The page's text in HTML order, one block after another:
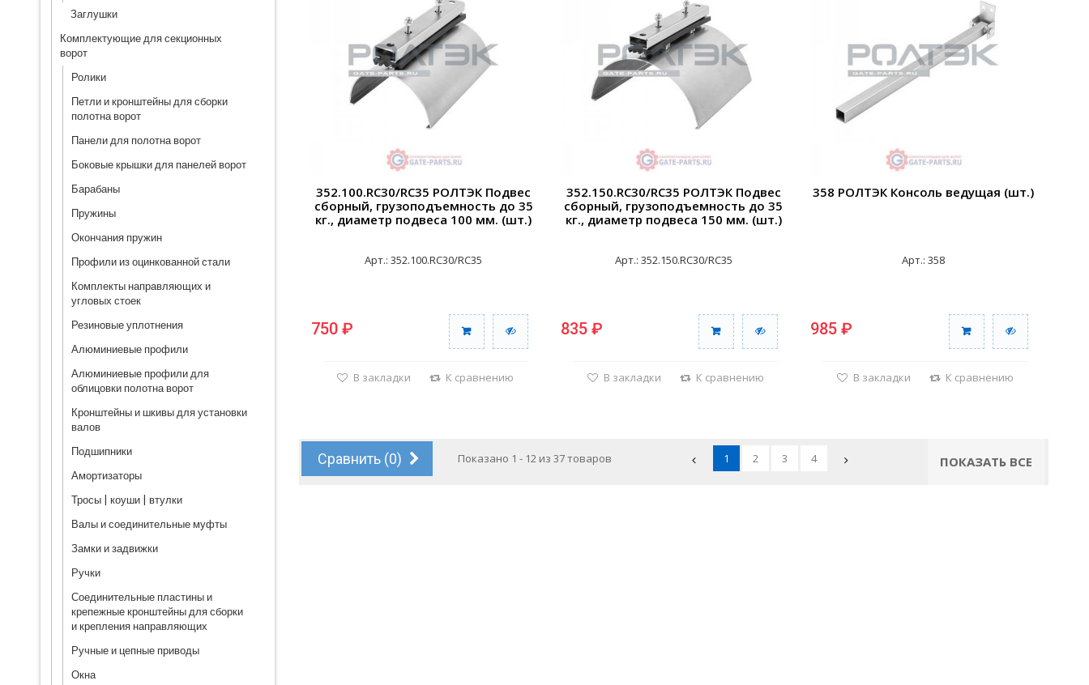
Заглушки
Комплектующие для секционных
ворот
Ролики
Петли и кронштейны для сборки
полотна ворот
Панели для полотна ворот
Боковые крышки для панелей ворот
Барабаны
Пружины
Окончания пружин
Профили из оцинкованной стали
Комплекты направляющих и
угловых стоек
Резиновые уплотнения
Алюминиевые профили
Алюминиевые профили для
облицовки полотна ворот
Кронштейны и шкивы для установки
валов
Подшипники
Амортизаторы
Тросы | коуши | втулки
Валы и соединительные муфты
Замки и задвижки
Ручки
Соединительные пластины и
крепежные кронштейны для сборки
и крепления направляющих
Ручные и цепные приводы
Окна
352.100.RC30/RC35 РОЛТЭК Подвес
сборный, грузоподъемность до 35
кг., диаметр подвеса 100 мм. (шт.)
Арт.: 352.100.RC30/RC35
750 ₽
В закладки К сравнению
352.150.RC30/RC35 РОЛТЭК Подвес
сборный, грузоподъемность до 35
кг., диаметр подвеса 150 мм. (шт.)
Арт.: 352.150.RC30/RC35
835 ₽
В закладки К сравнению
358 РОЛТЭК Консоль ведущая (шт.)
Арт.: 358
985 ₽
В закладки К сравнению
Сравнить (0) ПОКАЗАТЬ ВСЕ
1 2 3 4
Показано 1 - 12 из 37 товаров